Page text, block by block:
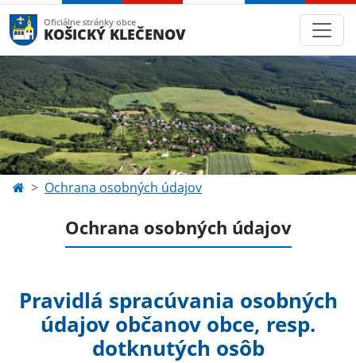
Oficiálne stránky obce
KOŠICKÝ KLEČENOV
Ochrana osobných údajov
Ochrana osobných údajov
Pravidlá spracúvania osobných
údajov občanov obce, resp.
dotknutých osôb